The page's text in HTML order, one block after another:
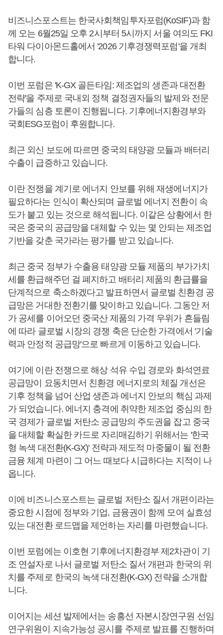
비즈니스포스트는 한국사회책임투자포럼(KoSIF)과 함
께 오는 6월25일 오후 2시부터 5시까지 서울 여의도 FKI
타워 다이아몬드홀에서 '2026 기후경쟁력포럼'을 개최
합니다.
이번 포럼은 'K-GX 골든타임: 제조업의 생존과 대전환
전략'을 주제로 국내외 정책 결정권자들의 발제와 전문
가들의 심층 토론이 진행됩니다. 기후에너지환경부와
국회ESG포럼이 후원합니다.
최근 외신 보도에 따르면 중국의 태양광 모듈과 배터리
수출이 급증하고 있습니다.
이란 전쟁을 계기로 에너지 안보를 위해 재생에너지가
필요하다는 인식이 확산되며 글로벌 에너지 전환이 속
도가 붙고 있는 것으로 해석됩니다. 이같은 상황에서 한
국은 중국의 공급망을 대체할 수 있는 몇 안되는 제조업
기반을 갖춘 국가라는 평가를 받고 있습니다.
최근 중국 정부가 수출용 태양광 모듈 제품의 부가가치
세를 환급해주던 걸 폐지하고 배터리 제품의 환급률을
단계적으로 축소하겠다고 발표하면서 글로벌 친환경 공
급망은 거대한 전환기를 맞이하고 있습니다. 그동안 저
가 공세를 이어오던 중국산 제품의 가격 우위가 흔들림
에 따라 글로벌 시장의 경쟁 축은 단순한 가격에서 '기술
력과 안정적 공급망'으로 빠르게 이동하고 있습니다.
여기에 이란 전쟁으로 해상 석유 수입 경로와 화석연료
공급망이 요동치면서 친환경 에너지로의 체질 개선은
기후 정책을 넘어 산업 생존과 에너지 안보의 핵심 과제
가 되었습니다. 에너지 충격에 취약한 제조업 중심의 한
국 경제가 글로벌 저탄소 공급망의 주도권을 잡고 중국
을 대체할 확실한 카드로 자리매김하기 위해서는 '한국
형 녹색 대전환(K-GX)' 전략과 제도적 마중물이 될 전환
금융 체계 마련이 그 어느 때보다 시급하다는 지적이 나
옵니다.
이에 비즈니스포스트는 글로벌 저탄소 질서 개편이라는
중요한 시점에 정부와 기업, 금융권이 함께 모여 실효성
있는 대전환 로드맵을 제언하는 자리를 마련했습니다.
이번 포럼에는 이호현 기후에너지환경부 제2차관이 기
조 연설자로 나서 글로벌 저탄소 질서 개편과 한국의 위
치를 주제로 한국의 녹색 대전환(K-GX) 전략을 소개합
니다.
이어지는 세션 발제에서는 송흥선 자본시장연구원 선임
연구위원이 지속가능성 공시를 주제로 발표를 진행하며